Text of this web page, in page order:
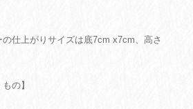
仕上がりサイズは底7cm x7cm、高さ
の】